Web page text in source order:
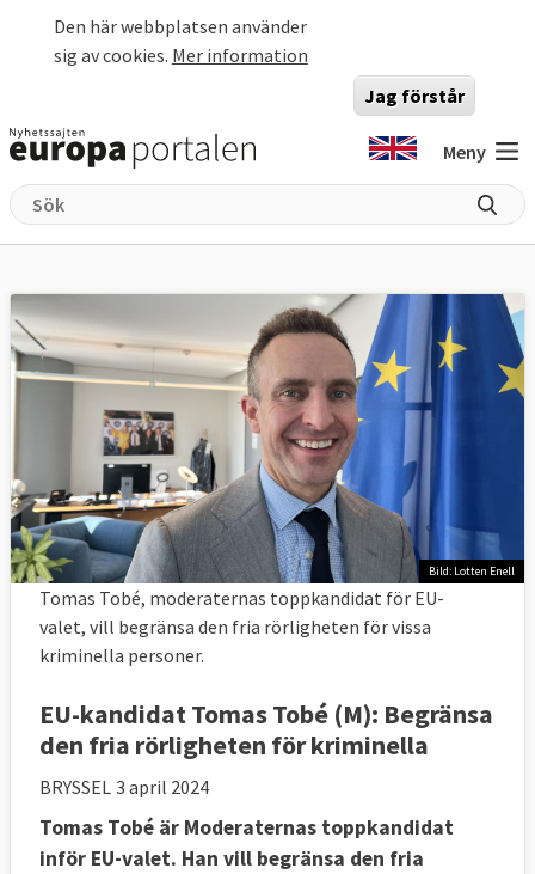
Den här webbplatsen använder
sig av cookies. Mer information
Jag förstår
Meny
Bild: Lotten Enell
Tomas Tobé, moderaternas toppkandidat för EU-
valet, vill begränsa den fria rörligheten för vissa
kriminella personer.
EU-kandidat Tomas Tobé (M): Begränsa
den fria rörligheten för kriminella
BRYSSEL 3 april 2024
Tomas Tobé är Moderaternas toppkandidat
inför EU-valet. Han vill begränsa den fria